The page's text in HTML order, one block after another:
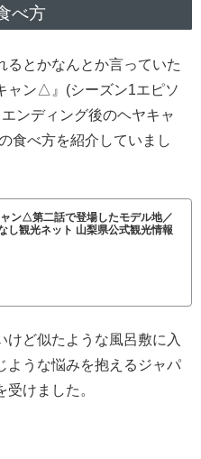
べ方
るとかなんとか言っていた
ャン△』(シーズン1エピソ
ンディング後のヘヤキャ
食べ方を紹介していまし
ン△第二話で登場したモデル地／
し観光ネット 山梨県公式観光情報
けど似たような風呂敷に入
ような悩みを抱えるジャパ
けました。